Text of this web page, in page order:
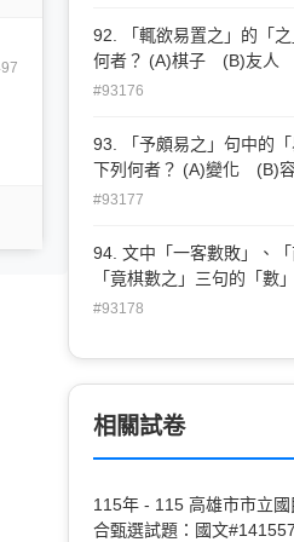
尚有餘。竟棋數之，客勝
甚，不能出一言。後有招
自愧眼高手低 (D)下
92. 「輒欲易置之」的「之
何者？ (A)棋子 (B)友人 (C)客人 (D)
地方
#93176
93. 「予頗易之」句中的
下列何者？ (A)變化 (B)容易 (C)輕視
(D)得意
#93177
94. 文中「一客數敗」、「
「竟棋數之」三句的「數
(A)三者都不同 (B)一、
#93178
相關試卷
115年 - 115 高雄市市立
合甄選試題：國文#141557